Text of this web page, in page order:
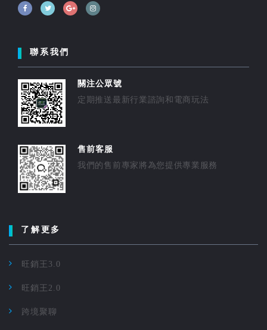
聯系我們
關注公眾號
定期推送最新行業諮詢和電商玩法
售前客服
我們的售前專家將為您提供專業服務
了解更多
旺銷王3.0
旺銷王2.0
跨境聚聊